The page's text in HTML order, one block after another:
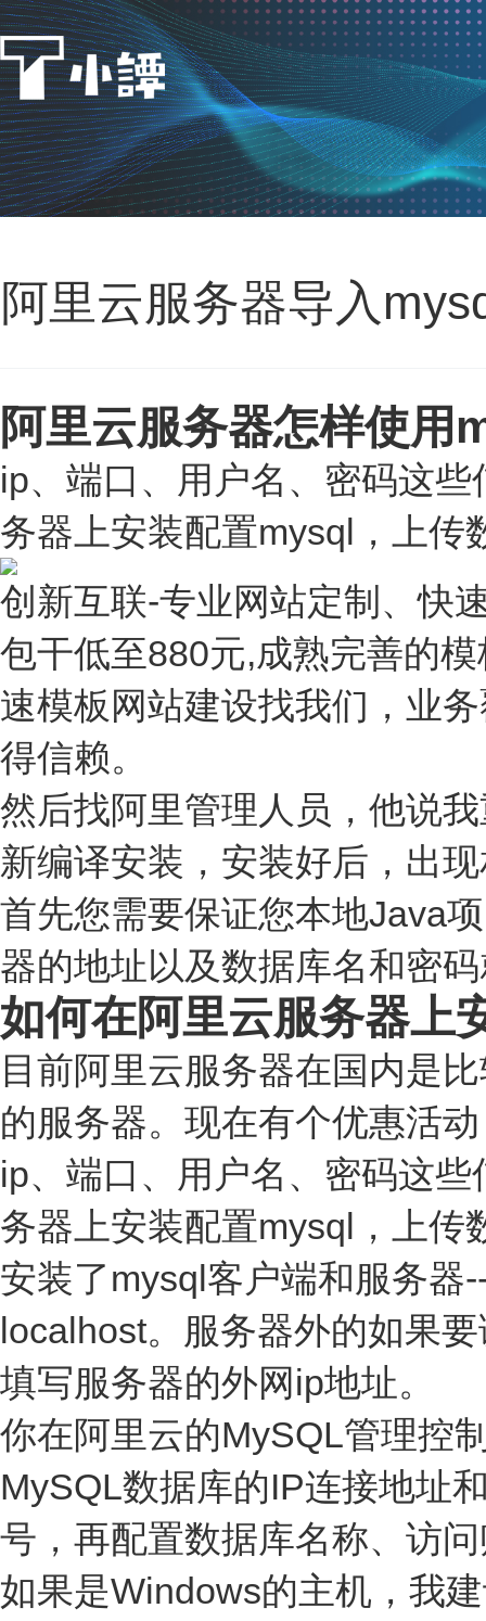
阿里云服务器导入
阿里云服务器怎样使用
ip、端口、用户名、密码这
务器上安装配置mysql，上传
创新互联-专业网站定制、快
包干低至880元,成熟完善的
速模板网站建设找我们，业
得信赖。
然后找阿里管理人员，他说
新编译安装，安装好后，出
首先您需要保证您本地Java
器的地址以及数据库名和密
如何在阿里云服务器上
目前阿里云服务器在国内是
的服务器。现在有个优惠活
ip、端口、用户名、密码这
务器上安装配置mysql，上传
安装了mysql客户端和服务器
localhost。服务器外的如果
填写服务器的外网ip地址。
你在阿里云的MySQL管理控
MySQL数据库的IP连接地址
号，再配置数据库名称、访
如果是Windows的主机，我